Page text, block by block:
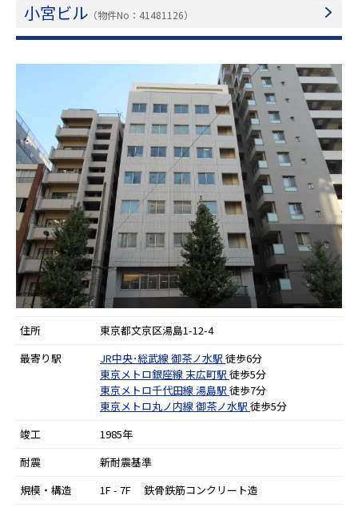
小宮ビル （物件No：41481126）
住所
東京都文京区湯島1-12-4
最寄り駅
JR中央･総武線御茶ノ水駅 徒歩6分
東京メトロ銀座線末広町駅 徒歩5分
東京メトロ千代田線湯島駅 徒歩7分
東京メトロ丸ノ内線御茶ノ水駅 徒歩5分
竣工
1985年
耐震
新耐震基準
規模・構造
1F - 7F 鉄骨鉄筋コンクリート造